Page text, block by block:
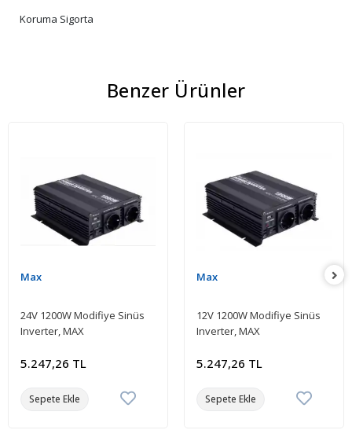
Koruma Sigorta
Benzer Ürünler
Max
24V 1200W Modifiye Sinüs
Inverter, MAX
5.247,26 TL
Sepete Ekle
Max
12V 1200W Modifiye Sinüs
Inverter, MAX
5.247,26 TL
Sepete Ekle